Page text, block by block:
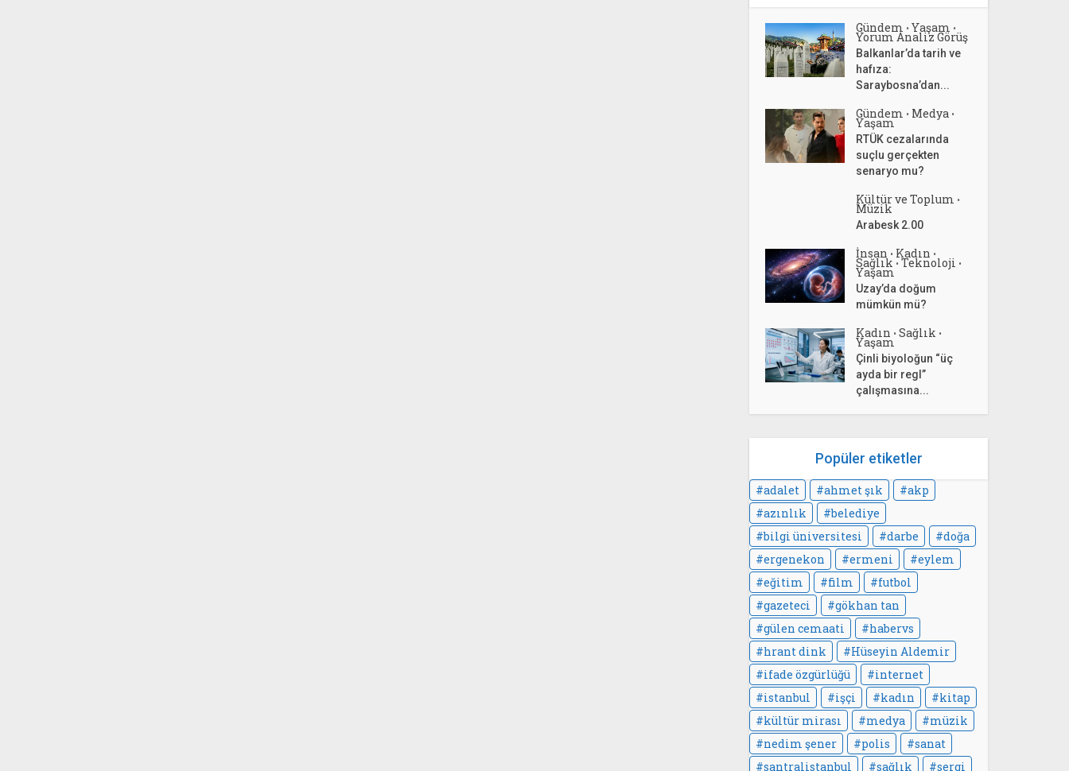
Gündem • Yaşam •
Yorum Analiz Görüş
Balkanlar’da tarih ve
hafıza:
Saraybosna’dan...
Gündem • Medya •
Yaşam
RTÜK cezalarında
suçlu gerçekten
senaryo mu?
Kültür ve Toplum •
Müzik
Arabesk 2.00
İnsan • Kadın •
Sağlık • Teknoloji •
Yaşam
Uzay’da doğum
mümkün mü?
Kadın • Sağlık •
Yaşam
Çinli biyoloğun “üç
ayda bir regl”
çalışmasına...
Popüler etiketler
adalet ahmet şık
akp
azınlık
belediye
bilgi üniversitesi
darbe
doğa
ergenekon
ermeni
eylem
eğitim
film
futbol
gazeteci
gökhan tan
gülen cemaati
habervs
hrant dink
Hüseyin Aldemir
ifade özgürlüğü
internet
istanbul
işçi kadın
kitap
kültür mirası
medya
müzik
nedim şener
polis
sanat
santralistanbul
sağlık sergi